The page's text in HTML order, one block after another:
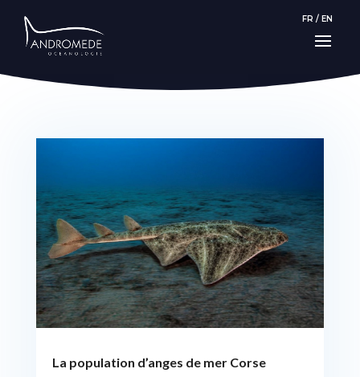
FR / EN
La population d’anges de mer Corse